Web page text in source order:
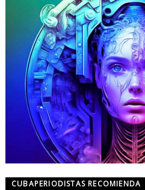
CUBAPERIODISTAS RECOMIENDA